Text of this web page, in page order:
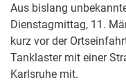
Aus bislang
Dienstagmittag, 11.
kurz vor der
Tanklaster mit einer
Karlsruhe mit.